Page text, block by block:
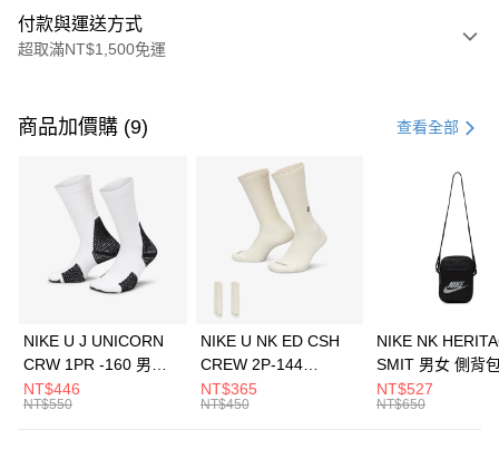
付款與運送方式
超取滿NT$1,500免運
信用卡一次付款
3 期 0 利率 每期 21家銀行
合作金庫商業銀行
第一商業銀行
華南商業銀行
彰化商業銀行
上海商業儲蓄銀行
元大商業銀行
Apple Pay
全盈+PAY
AFTEE先享後付
商品加價購 (9) 查看全部
NIKE U J UNICORN
CRW 1PR -160 男女
中統襪 FZ3393100
NT$446
NT$550
NIKE U NK ED CSH
CREW 2P-144
EMBRDY 男女 短統襪
FZ3073133
NT$365
NT$450
NIKE NK
SMIT 男女 側背
BA5871010
NT$527
NT$650